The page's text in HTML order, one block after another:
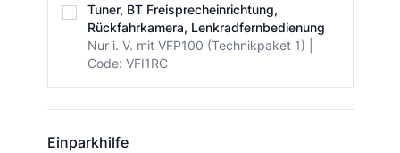
Tuner, BT Freisprecheinrichtung,
Rückfahrkamera, Lenkradfernbedienung
Nur i. V. mit VFP100 (Technikpaket 1) |
Code: VFI1RC
Einparkhilfe